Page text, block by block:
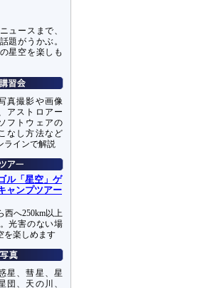
ュースまで、
題がうかぶ。
星空を楽しも
真撮影や画像
アストロアー
フトウェアの
なし方法など
ラインで解説
ル「星空」ゲ
ャンプツアー
西へ250km以上
光害のない場
を楽しめます
星、彗星、星
団、天の川、